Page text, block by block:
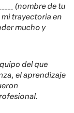
(nombre de tu
trayectoria en
mucho y
del que
el aprendizaje